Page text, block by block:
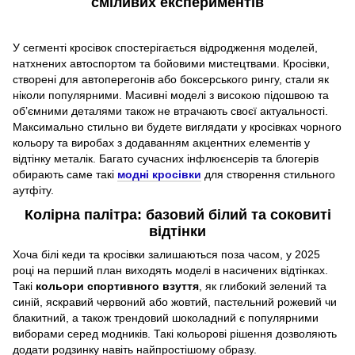
У сегменті кросівок спостерігається відродження моделей,
натхнених автоспортом та бойовими мистецтвами. Кросівки,
створені для автоперегонів або боксерського рингу, стали як
ніколи популярними. Масивні моделі з високою підошвою та
об’ємними деталями також не втрачають своєї актуальності.
Максимально стильно ви будете виглядати у кросівках чорного
кольору та виробах з додаванням акцентних елементів у
відтінку металік. Багато сучасних інфлюєнсерів та блогерів
обирають саме такі модні кросівки для створення стильного
аутфіту.
Колірна палітра: базовий білий та соковиті
відтінки
Хоча білі кеди та кросівки залишаються поза часом, у 2025
році на перший план виходять моделі в насичених відтінках.
Такі кольори спортивного взуття, як глибокий зелений та
синій, яскравий червоний або жовтий, пастельний рожевий чи
блакитний, а також трендовий шоколадний є популярними
виборами серед модників. Такі кольорові рішення дозволяють
додати родзинку навіть найпростішому образу. ​